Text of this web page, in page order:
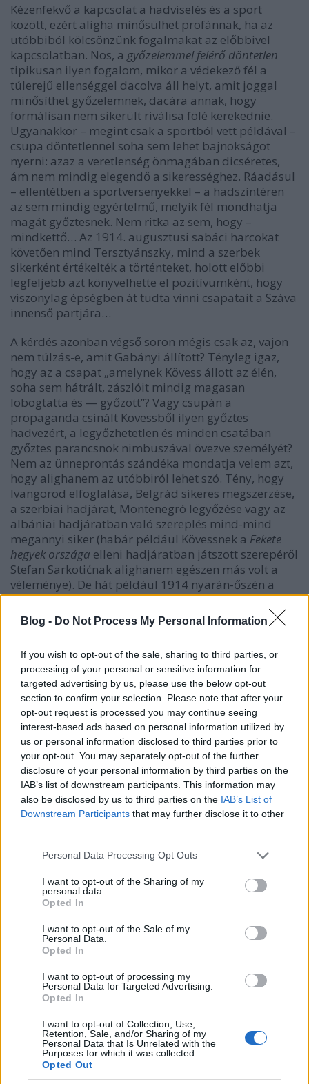
Blog - Do Not Process My Personal Information
If you wish to opt-out of the sale, sharing to third parties, or
processing of your personal or sensitive information for
targeted advertising by us, please use the below opt-out
section to confirm your selection. Please note that after your
opt-out request is processed you may continue seeing
interest-based ads based on personal information utilized by
us or personal information disclosed to third parties prior to
your opt-out. You may separately opt-out of the further
disclosure of your personal information by third parties on the
IAB’s list of downstream participants. This information may
also be disclosed by us to third parties on the IAB’s List of
Downstream Participants that may further disclose it to other
Please note that this website/app uses one or more Google
not limited to your visit or usage behaviour. You may click to
grant or deny consent to Google and its third-party tags to
use your data for below specified purposes in below Google
consent section.
Personal Data Processing Opt Outs
I want to opt-out of the Sharing of my
personal data.
Opted In
I want to opt-out of the Sale of my
Personal Data.
Opted In
I want to opt-out of processing my
Personal Data for Targeted Advertising.
Opted In
I want to opt-out of Collection, Use,
Retention, Sale, and/or Sharing of my
Personal Data that Is Unrelated with the
Purposes for which it was collected.
Opted Out
Kézenfekvő a kapcsolat a hadviselés és a sport
között, ezért aligha minősülhet profánnak, ha az
utóbbiból kölcsönzünk fogalmakat az előbbivel
kapcsolatban. Nos, a győzelemmel felérő döntetlen
tipikusan ilyen fogalom, mikor a védekező fél a
túlerejű ellenséggel dacolva áll helyt, amit joggal
minősíthet győzelemnek, dacára annak, hogy
formálisan nem sikerült riválisa fölé kerekednie.
Ugyanakkor – megint csak a sportból vett példával –
csupa döntetlennel soha sem lehet bajnokságot
nyerni: azaz a veretlenség önmagában dicséretes,
ám nem mindig elegendő a sikerességhez. Ráadásul
– ellentétben a sportversenyekkel – a hadszíntéren
az sem mindig egyértelmű, melyik fél mondhatja
magát győztesnek. Nem ritka az sem, hogy –
mindkettő… Az 1914. augusztusi sabáci harcokat
követően mind Tersztyánszky, mind a szerbek
sikerként értékelték a történteket, holott előbbi
legfeljebb azt könyvelhette el pozitívumként, hogy
viszonylag épségben át tudta vinni csapatait a Száva
innenső partjára…
A kérdés azonban végső soron mégis csak az, vajon
nem túlzás-e, amit Gabányi állított? Tényleg igaz,
hogy az a csapat „amelynek Kövess állott az élén,
soha sem hátrált, zászlóit mindig magasan
lobogtatta és — győzött”? Vagy csupán a
propaganda csinált Kövessből ilyen győztes
hadvezért, a legyőzhetetlen és minden csatában
győztes parancsnok nimbuszával övezve személyét?
Nem az ünneprontás szándéka mondatja velem azt,
hogy alighanem az utóbbiról lehet szó. Tény, hogy
Ivangorod elfoglalása, Belgrád sikeres megszerzése,
a szerbiai hadjárat, Montenegró legyőzése vagy az
albániai hadjáratban való szereplés mind-mind
megannyi siker (habár például Kövessnek a Fekete
hegyek országa elleni hadjáratban játszott szerepéről
Stefan Sarkotićnak alighanem egészen más volt a
véleménye). De hát például 1914 nyarán-őszén a
Lemberg körül harcokban az erdélyi (XII.) hadtest
bizony érzékeny vereséget szenvedett az oroszok
ellen és hát ugye azt a csapatot is Kövess vezette…
éppen Sarkotićnak), hogy Kövess 1914
novemberében kétszer is csúnyán leszerepelt és
tulajdonképpen meneszteni kellett volna!
Egy szó, mint száz: a tábornagy teljesítménye koránt
sem makulátlan, bár ő kétségkívül sok kollégájánál
jóval több sikert tud felmutatni. Igaz, a balkáni
diadalmenetet eredményező parancsnoki
kinevezését a 3. hadsereg élére 1915
szeptemberében tulajdonképpen éppenséggel
Tersztyánszky kapitális baklövésének köszönhette,
ő arassa le mindazon babérokat, amelyek így
A tábornagy emlékezete
Kövess Géza szerint édesapja emlékét nem őrzi „sem
emlékmű, sem utca, sem tér, sem emléktábla, sem
Ausztriában, sem Magyarországon”, és ebben
kézirata megírásakor (1956-ban) alighanem igaza is
volt. Mindez nem jelenti azonban azt, hogy a
történelem folyamán sohasem történt kísérlet
Kövess Hermann nevének a felsorolt formákban
történő megörökítésére. Nekünk persze lényegesen
könnyebb dolgunk van, mint annak idején Kövess
Gézának volt, ha a tábornagy nyomait keressük,
hiszen rendelkezésünkre áll az internet, miáltal